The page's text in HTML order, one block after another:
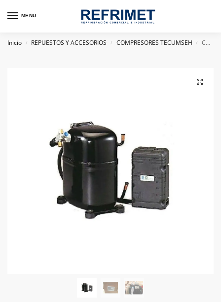
MENU
Inicio / REPUESTOS Y ACCESORIOS / COMPRESORES TECUMSEH / COMPRESOR HERMETICO TECUMSEH FRANCES 3.5 HP AWS4542EKZ R22 220V TRIF